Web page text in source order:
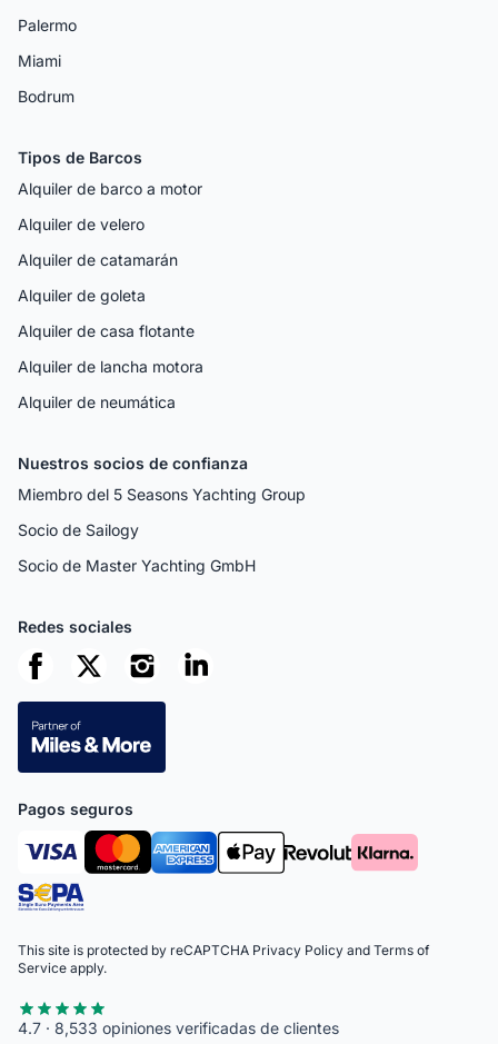
Palermo
Miami
Bodrum
Tipos de Barcos
Alquiler de barco a motor
Alquiler de velero
Alquiler de catamarán
Alquiler de goleta
Alquiler de casa flotante
Alquiler de lancha motora
Alquiler de neumática
Nuestros socios de confianza
Miembro del 5 Seasons Yachting Group
Socio de Sailogy
Socio de Master Yachting GmbH
Redes sociales
Pagos seguros
This site is protected by reCAPTCHA Privacy Policy and Terms of
Service apply.
4.7 · 8,533 opiniones verificadas de clientes